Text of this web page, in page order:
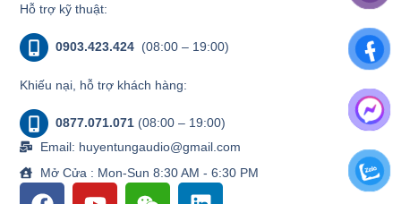
Hỗ trợ kỹ thuật:
0903.423.424 (08:00 – 19:00)
Khiếu nại, hỗ trợ khách hàng:
0877.071.071 (08:00 – 19:00)
Email: huyentungaudio@gmail.com
Mở Cửa : Mon-Sun 8:30 AM - 6:30 PM